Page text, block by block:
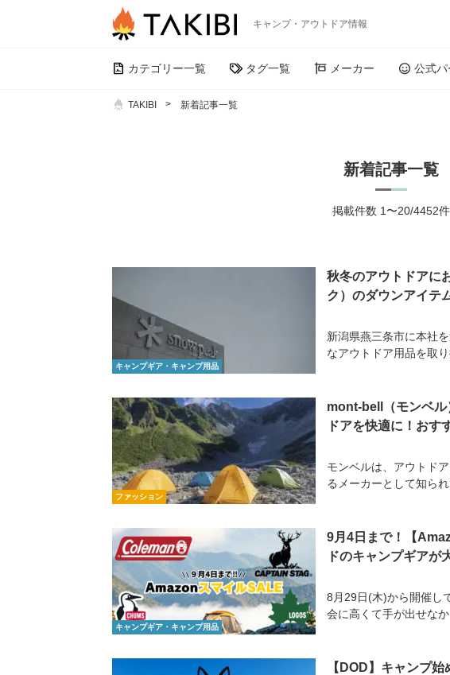
キャンプ・アウトドア情報
カテゴリー一覧 タグ一覧 メーカー 公式パ
TAKIBI 新着記事一覧
新着記事一覧
掲載件数 1〜20/4452件
キャンプギア・キャンプ用品
秋冬のアウトドアに
ク）のダウンアイテ
新潟県燕三条市に本社
なアウトドア用品を取り
ファッション
mont-bell（モンベル
ドアを快適に！お
モンベルは、アウトド
るメーカーとして知ら
キャンプギア・キャンプ用品
9月4日まで！【
ドのキャンプギアが
8月29日(木)から開催し
会に高くて手が出せなか
【DOD】キャンプ